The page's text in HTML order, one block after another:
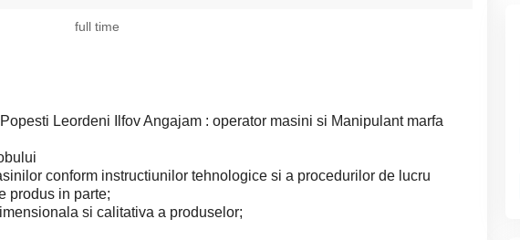
full time
Leordeni Ilfov Angajam : operator masini si Manipulant marfa
conform instructiunilor tehnologice si a procedurilor de lucru
produs in parte;
si calitativa a produselor;